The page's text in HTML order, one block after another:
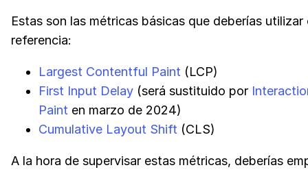
Estas son las métricas básicas que deberías utilizar
referencia:
Largest Contentful Paint (LCP)
First Input Delay (será sustituido por
Paint en marzo de 2024)
Cumulative Layout Shift (CLS)
A la hora de supervisar estas métricas, deberías